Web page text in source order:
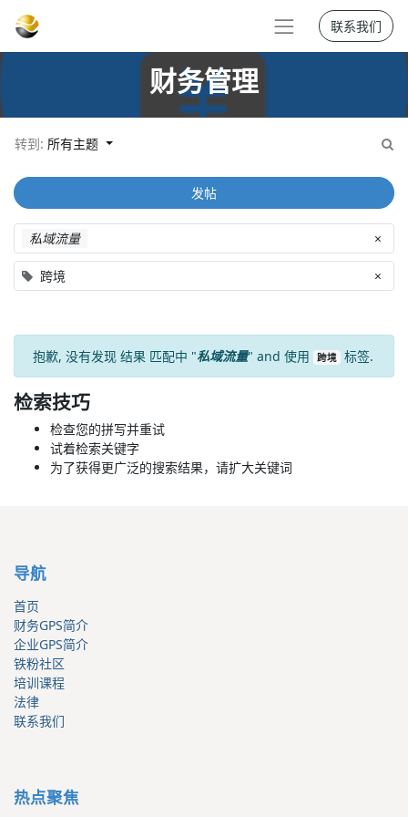
联系我们
财务管理
转到: 所有主题
私域流量 ×
跨境 ×
发帖
抱歉, 没有发现 结果 匹配中 "私域流量" and 使用 跨境 标签.
检索技巧
检查您的拼写并重试
试着检索关键字
为了获得更广泛的搜索结果，请扩大关键词
导航
首页
财务GPS简介
企业GPS简介
铁粉社区
培训课程
法律
联系我们
热点聚焦